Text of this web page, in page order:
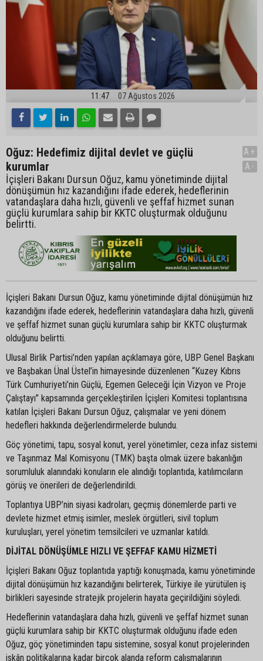
11:47 07 Ağustos 2026
Oğuz: Hedefimiz dijital devlet ve güçlü
kurumlar
İçişleri Bakanı Dursun Oğuz, kamu yönetiminde dijital
dönüşümün hız kazandığını ifade ederek, hedeflerinin
vatandaşlara daha hızlı, güvenli ve şeffaf hizmet sunan
güçlü kurumlara sahip bir KKTC oluşturmak olduğunu
belirtti.
A+
A-
İçişleri Bakanı Dursun Oğuz, kamu yönetiminde dijital dönüşümün hız
kazandığını ifade ederek, hedeflerinin vatandaşlara daha hızlı, güvenli
ve şeffaf hizmet sunan güçlü kurumlara sahip bir KKTC oluşturmak
olduğunu belirtti.
Ulusal Birlik Partisi’nden yapılan açıklamaya göre, UBP Genel Başkanı
ve Başbakan Ünal Üstel’in himayesinde düzenlenen “Kuzey Kıbrıs
Türk Cumhuriyeti’nin Güçlü, Egemen Geleceği İçin Vizyon ve Proje
Çalıştayı” kapsamında gerçekleştirilen İçişleri Komitesi toplantısına
katılan İçişleri Bakanı Dursun Oğuz, çalışmalar ve yeni dönem
hedefleri hakkında değerlendirmelerde bulundu.
Göç yönetimi, tapu, sosyal konut, yerel yönetimler, ceza infaz sistemi
ve Taşınmaz Mal Komisyonu (TMK) başta olmak üzere bakanlığın
sorumluluk alanındaki konuların ele alındığı toplantıda, katılımcıların
görüş ve önerileri de değerlendirildi.
Toplantıya UBP’nin siyasi kadroları, geçmiş dönemlerde parti ve
devlete hizmet etmiş isimler, meslek örgütleri, sivil toplum
kuruluşları, yerel yönetim temsilcileri ve uzmanlar katıldı.
DİJİTAL DÖNÜŞÜMLE HIZLI VE ŞEFFAF KAMU HİZMETİ
İçişleri Bakanı Oğuz toplantıda yaptığı konuşmada, kamu yönetiminde
dijital dönüşümün hız kazandığını belirterek, Türkiye ile yürütülen iş
birlikleri sayesinde stratejik projelerin hayata geçirildiğini söyledi.
Hedeflerinin vatandaşlara daha hızlı, güvenli ve şeffaf hizmet sunan
güçlü kurumlara sahip bir KKTC oluşturmak olduğunu ifade eden
Oğuz, göç yönetiminden tapu sistemine, sosyal konut projelerinden
iskân politikalarına kadar birçok alanda reform çalışmalarının